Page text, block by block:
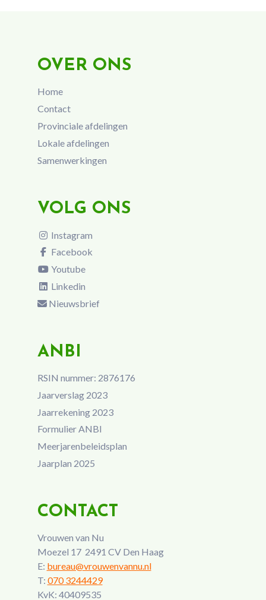
OVER ONS
Home
Contact
Provinciale afdelingen
Lokale afdelingen
Samenwerkingen
VOLG ONS
Instagram
Facebook
Youtube
Linkedin
Nieuwsbrief
ANBI
RSIN nummer: 2876176
Jaarverslag 2023
Jaarrekening 2023
Formulier ANBI
Meerjarenbeleidsplan
Jaarplan 2025
CONTACT
Vrouwen van Nu
Moezel 17 2491 CV Den Haag
E: bureau@vrouwenvannu.nl
T: 070 3244429
KvK: 40409535